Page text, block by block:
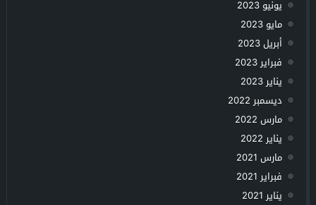
يونيو 2023
مايو 2023
أبريل 2023
فبراير 2023
يناير 2023
ديسمبر 2022
مارس 2022
يناير 2022
مارس 2021
فبراير 2021
يناير 2021